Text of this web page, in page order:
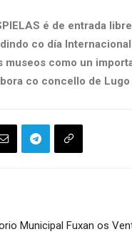
é de entrada
co día
museos como un
co concello de
Municipal Fuxan os